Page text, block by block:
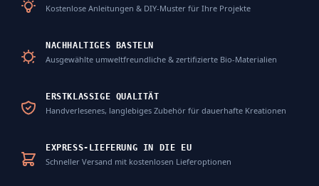
Kostenlose Anleitungen & DIY-Muster für Ihre Projekte
NACHHALTIGES BASTELN
Ausgewählte umweltfreundliche & zertifizierte Bio-Materialien
ERSTKLASSIGE QUALITÄT
Handverlesenes, langlebiges Zubehör für dauerhafte Kreationen
EXPRESS-LIEFERUNG IN DIE EU
Schneller Versand mit kostenlosen Lieferoptionen